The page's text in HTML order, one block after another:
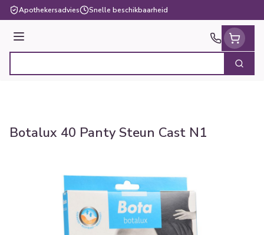
Ga naar de inhoud
Apothekersadvies Snelle beschikbaarheid
Menu
Zoek
Botalux 40 Panty Steun Cast N1